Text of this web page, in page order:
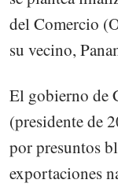
del Comercio
su vecino,
El gobierno de
(presidente de
por presuntos
exportaciones